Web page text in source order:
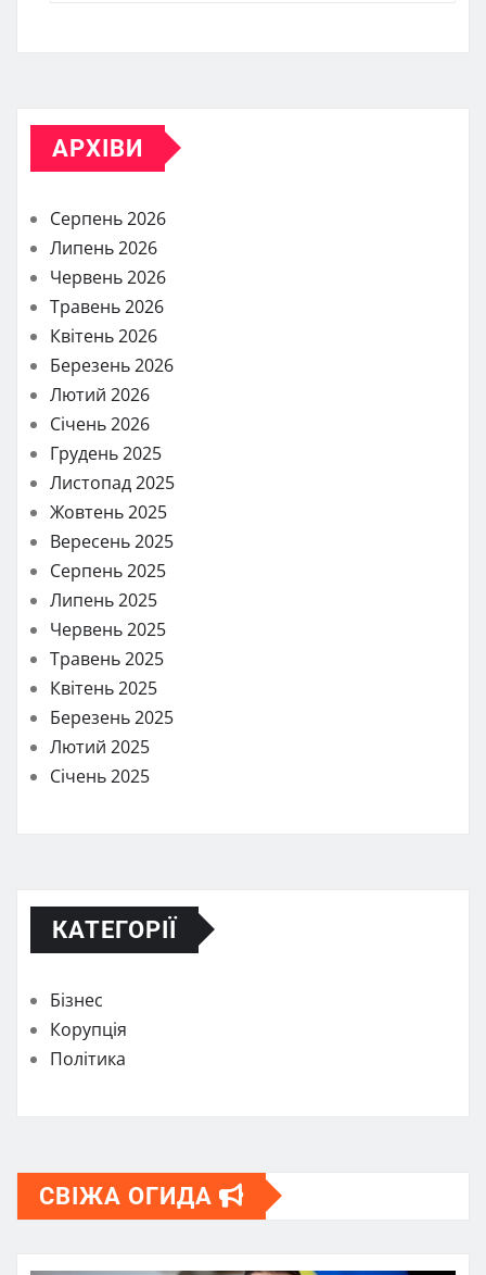
АРХІВИ
Серпень 2026
Липень 2026
Червень 2026
Травень 2026
Квітень 2026
Березень 2026
Лютий 2026
Січень 2026
Грудень 2025
Листопад 2025
Жовтень 2025
Вересень 2025
Серпень 2025
Липень 2025
Червень 2025
Травень 2025
Квітень 2025
Березень 2025
Лютий 2025
Січень 2025
КАТЕГОРІЇ
Бізнес
Корупція
Політика
СВІЖА ОГИДА